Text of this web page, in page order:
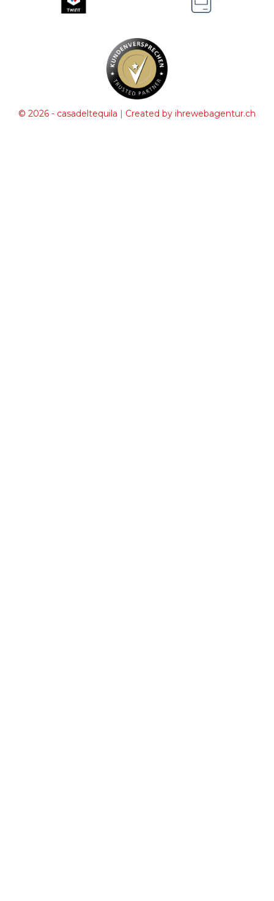
© 2026 - casadeltequila | Created by ihrewebagentur.ch